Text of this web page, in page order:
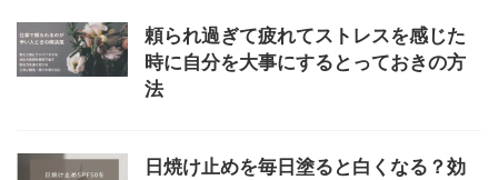
頼られ過ぎて疲れてストレスを感じた
時に自分を大事にするとっておきの方
法
日焼け止めを毎日塗ると白くなる？効